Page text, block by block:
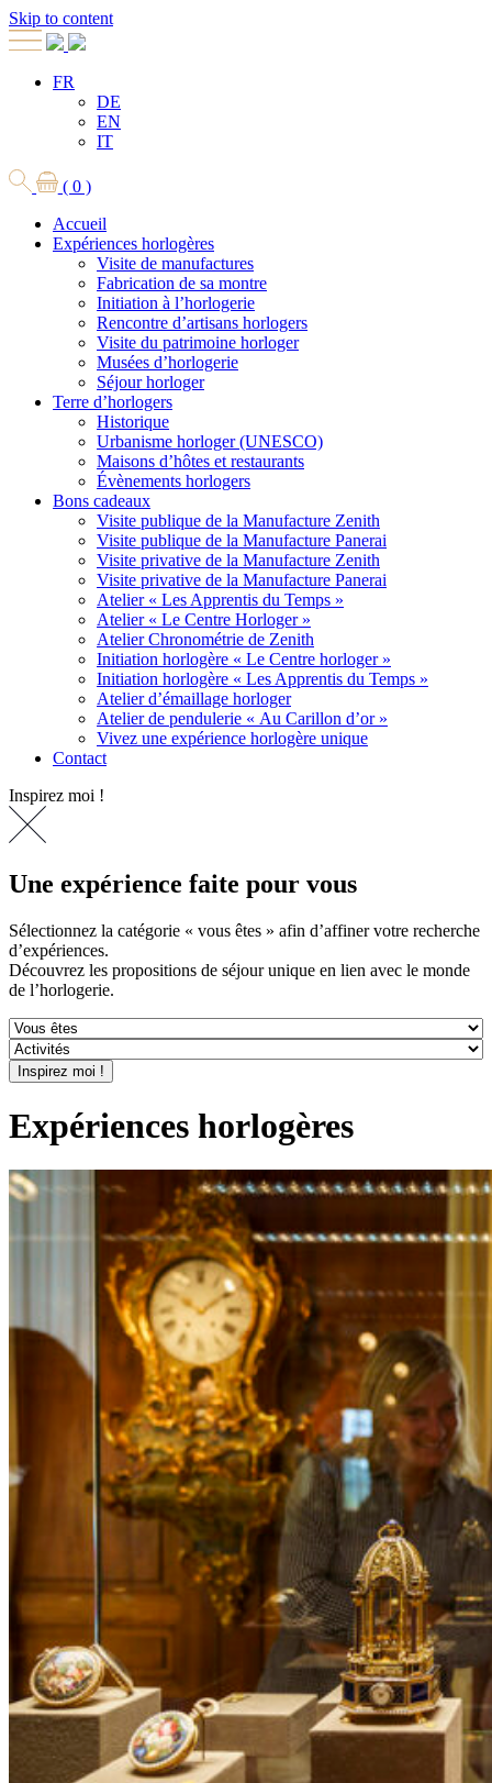
Skip to content
FR
DE
EN
IT
( 0 )
Accueil
Expériences horlogères
Visite de manufactures
Fabrication de sa montre
Initiation à l’horlogerie
Rencontre d’artisans horlogers
Visite du patrimoine horloger
Musées d’horlogerie
Séjour horloger
Terre d’horlogers
Historique
Urbanisme horloger (UNESCO)
Maisons d’hôtes et restaurants
Évènements horlogers
Bons cadeaux
Visite publique de la Manufacture Zenith
Visite publique de la Manufacture Panerai
Visite privative de la Manufacture Zenith
Visite privative de la Manufacture Panerai
Atelier « Les Apprentis du Temps »
Atelier « Le Centre Horloger »
Atelier Chronométrie de Zenith
Initiation horlogère « Le Centre horloger »
Initiation horlogère « Les Apprentis du Temps »
Atelier d’émaillage horloger
Atelier de pendulerie « Au Carillon d’or »
Vivez une expérience horlogère unique
Contact
Inspirez moi !
Une expérience faite pour vous
Sélectionnez la catégorie « vous êtes » afin d’affiner votre recherche
d’expériences.
Découvrez les propositions de séjour unique en lien avec le monde
de l’horlogerie.
Expériences horlogères